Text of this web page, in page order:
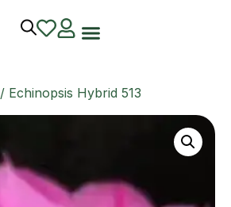
/ Echinopsis Hybrid 513